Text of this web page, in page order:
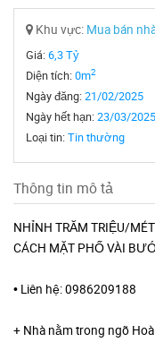
Khu vực: Mua bán
Giá:6,3 Tỷ
Diện tích:0m2
Ngày đăng:21/02/2025
Ngày hết hạn:23/03/2025
Loại tin:Tin thường
Thông tin mô tả
NHỈNH TRĂM TRIỆU/
CÁCH MẶT PHỐ VÀI
• Liên hệ: 0986209188
+ Nhà nằm trong ngõ